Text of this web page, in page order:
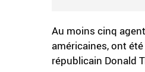
Au moins cinq
américaines, ont
républicain Donald